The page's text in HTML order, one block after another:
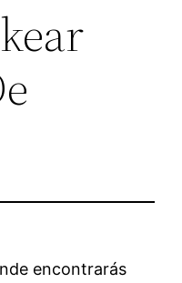
encontrarás